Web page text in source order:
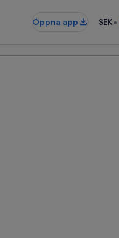
Öppna app SEK•